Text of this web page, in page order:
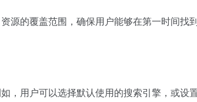
源的覆盖范围，确保用户能够在第一时间找
，用户可以选择默认使用的搜索引擎，或设